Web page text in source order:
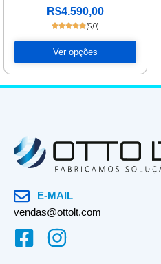
O
preço
original
era:
R$4.990,00.
R$4.590,00
O
preço
atual
é:
R$4.590,00.
Ver opções
E-MAIL
vendas@ottolt.com
F
I